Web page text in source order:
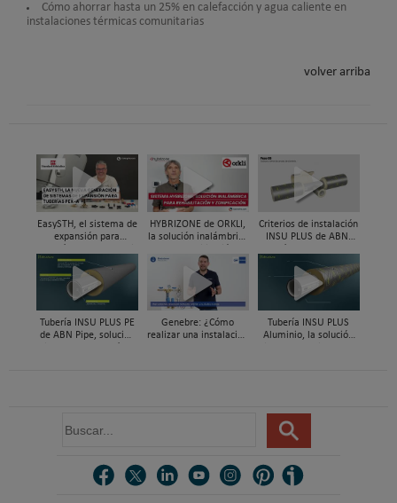
Cómo ahorrar hasta un 25% en calefacción y agua caliente en
instalaciones térmicas comunitarias
volver arriba
EasySTH, el sistema de
expansión para
Mestres, Standard
Hidráulica
HYBRIZONE de ORKLI,
la solución inalámbrica
zonificación del clima
en vivienda
Criterios de instalación
INSU PLUS de ABN,
Tubería INSU PLUS PE
de ABN Pipe, solución
Genebre: ¿Cómo
realizar una instalación
Tubería INSU PLUS
Aluminio, la solución
u